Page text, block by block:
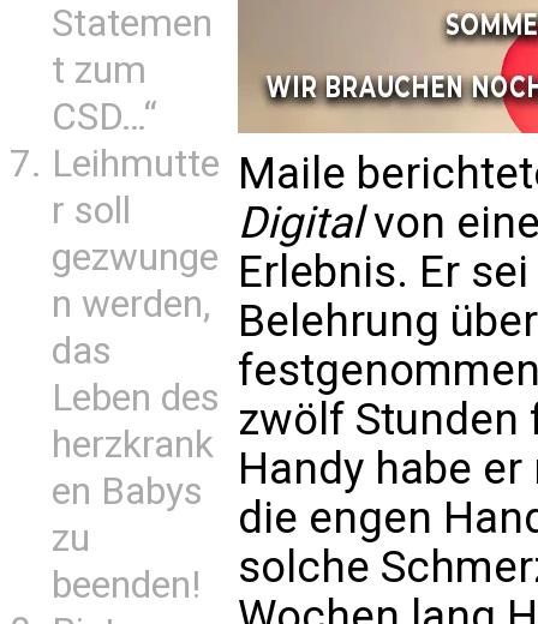
Statemen
t zum
CSD…“
Leihmutte
r soll
gezwunge
n werden,
das
Leben des
herzkrank
en Babys
zu
beenden!
Maile
Digitalvon
Erlebnis. Er
Belehrung
zwölf Stunden
Handy habe
die engen
solche